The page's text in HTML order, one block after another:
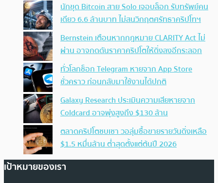
นักขุด Bitcoin สาย Solo เจอบล็อก รับทรัพย์คน
เดียว 6.6 ล้านบาท ไม่สนวิกฤตศรัทธาคริปโทฯ
Bernstein เตือนหากกฎหมาย CLARITY Act ไม่
ผ่าน อาจกดดันราคาคริปโตให้ดิ่งลงอีกระลอก
ทั่วโลกช็อก Telegram หายจาก App Store
ชั่วคราว ก่อนกลับมาใช้งานได้ปกติ
Galaxy Research ประเมินความเสียหายจาก
Coldcard อาจพุ่งสูงถึง $130 ล้าน
ตลาดคริปโตซบเซา วอลุ่มซื้อขายรายวันดิ่งเหลือ
$1.5 หมื่นล้าน ต่ำสุดตั้งแต่ต้นปี 2026
เป้าหมายของเรา